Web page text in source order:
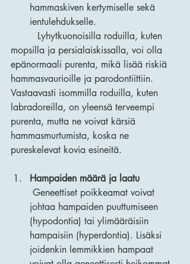
hammaskiven kertymiselle sekä
ientulehdukselle.
mopsilla ja persialaiskissalla, voi olla
epänormaali purenta, mikä lisää riskiä
hammasvaurioille ja parodontiittiin.
Vastaavasti isommilla roduilla, kuten
labradoreilla, on yleensä terveempi
purenta, mutta ne voivat kärsiä
hammasmurtumista, koska ne
pureskelevat kovia esineitä.
Hampaiden määrä ja laatu
johtaa hampaiden puuttumiseen
(hypodontia) tai ylimääräisiin
hampaisiin (hyperdontia). Lisäksi
joidenkin lemmikkien hampaat